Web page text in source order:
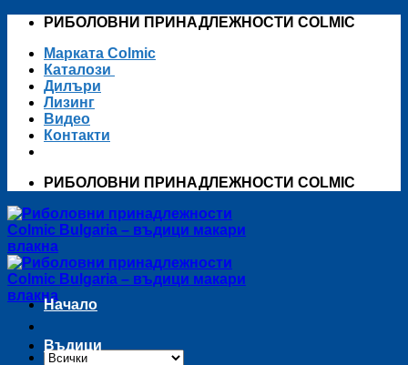
Skip
content
РИБОЛОВНИ ПРИНАДЛЕЖНОСТИ COLMIC
Марката Colmic
Каталози
Дилъри
Лизинг
Видео
Контакти
РИБОЛОВНИ ПРИНАДЛЕЖНОСТИ COLMIC
Начало
Въдици